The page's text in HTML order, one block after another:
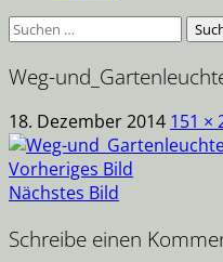
Suche
Weg-
18. Dezember 2014 151 ×
Vorheriges Bild
Nächstes Bild
Schreibe einen